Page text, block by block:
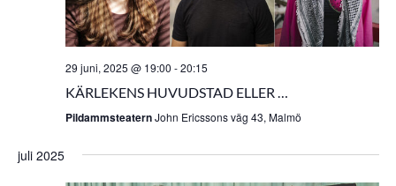
29 juni, 2025 @ 19:00 -20:15
KÄRLEKENS HUVUDSTAD ELLER …
PildammsteaternJohn Ericssons väg 43, Malmö
juli 2025